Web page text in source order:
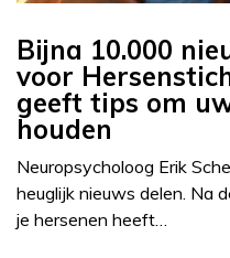
Bijna 10.000
voor
geeft tips om
houden
Neuropsycholoog Erik
heuglijk nieuws delen. Na
je hersenen heeft…